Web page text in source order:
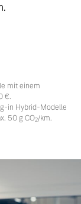
mit einem
€.
in Hybrid-Modelle
50 g CO2/km.